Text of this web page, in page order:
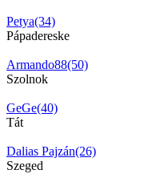
Petya(34)
Pápadereske
Armando88(50)
Szolnok
GeGe(40)
Tát
Dalias Pajzán(26)
Szeged